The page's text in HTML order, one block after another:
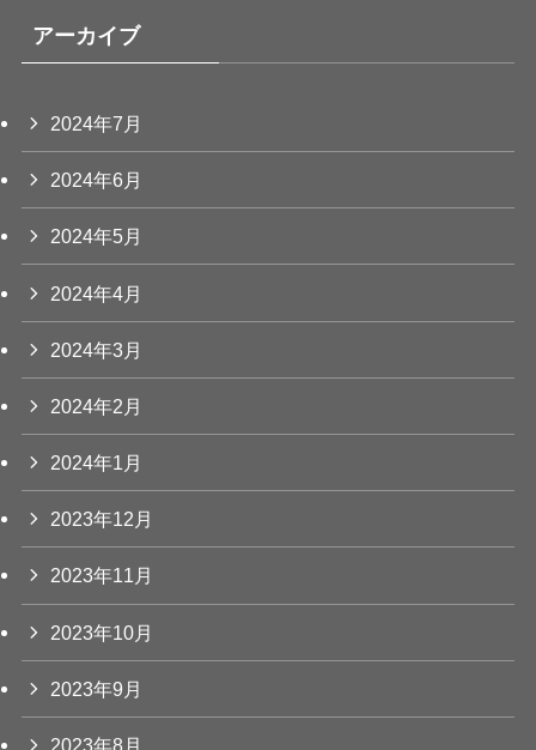
アーカイブ
2024年7月
2024年6月
2024年5月
2024年4月
2024年3月
2024年2月
2024年1月
2023年12月
2023年11月
2023年10月
2023年9月
2023年8月